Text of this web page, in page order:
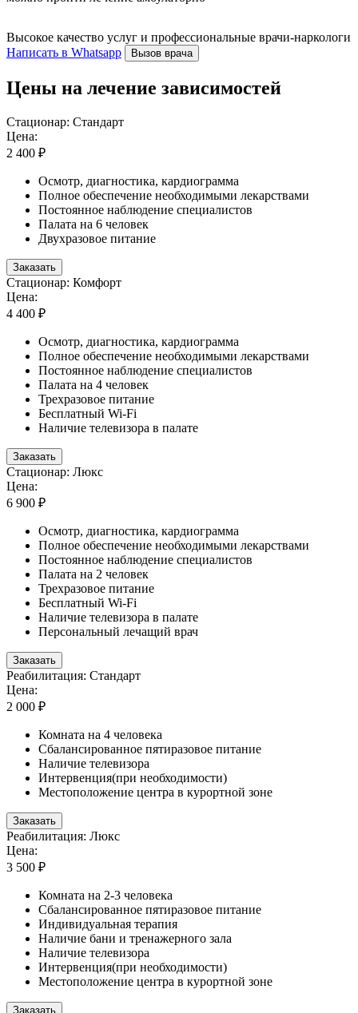
Высокое качество услуг и профессиональные врачи-наркологи
Написать в Whatsapp
Вызов врача
Цены на лечение зависимостей
Стационар: Стандарт
Цена:
2 400 ₽
Осмотр, диагностика, кардиограмма
Полное обеспечение необходимыми лекарствами
Постоянное наблюдение специалистов
Палата на 6 человек
Двухразовое питание
Заказать
Стационар: Комфорт
Цена:
4 400 ₽
Осмотр, диагностика, кардиограмма
Полное обеспечение необходимыми лекарствами
Постоянное наблюдение специалистов
Палата на 4 человек
Трехразовое питание
Бесплатный Wi-Fi
Наличие телевизора в палате
Заказать
Стационар: Люкс
Цена:
6 900 ₽
Осмотр, диагностика, кардиограмма
Полное обеспечение необходимыми лекарствами
Постоянное наблюдение специалистов
Палата на 2 человек
Трехразовое питание
Бесплатный Wi-Fi
Наличие телевизора в палате
Персональный лечащий врач
Заказать
Реабилитация: Стандарт
Цена:
2 000 ₽
Комната на 4 человека
Сбалансированное пятиразовое питание
Наличие телевизора
Интервенция(при необходимости)
Местоположение центра в курортной зоне
Заказать
Реабилитация: Люкс
Цена:
3 500 ₽
Комната на 2-3 человека
Сбалансированное пятиразовое питание
Индивидуальная терапия
Наличие бани и тренажерного зала
Наличие телевизора
Интервенция(при необходимости)
Местоположение центра в курортной зоне
Заказать